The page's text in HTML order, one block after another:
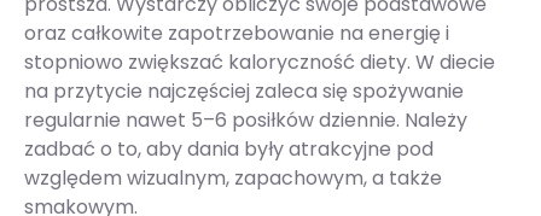
oraz całkowite zapotrzebowanie na energię i
stopniowo zwiększać kaloryczność diety. W diecie
na przytycie najczęściej zaleca się spożywanie
regularnie nawet 5–6 posiłków dziennie. Należy
zadbać o to, aby dania były atrakcyjne pod
względem wizualnym, zapachowym, a także
smakowym.